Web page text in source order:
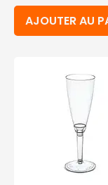
AJOUTER AU